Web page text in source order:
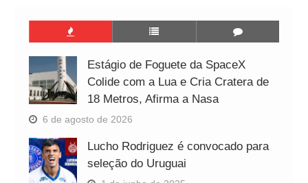
Estágio de Foguete da SpaceX
Colide com a Lua e Cria Cratera de
18 Metros, Afirma a Nasa
6 de agosto de 2026
Lucho Rodriguez é convocado para
seleção do Uruguai